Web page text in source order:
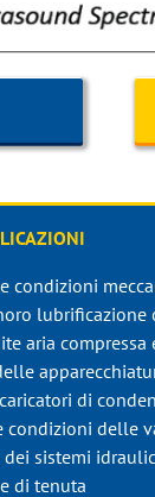
condizioni
lubrificazione
aria compressa
di
condizioni delle
sistemi
di tenuta